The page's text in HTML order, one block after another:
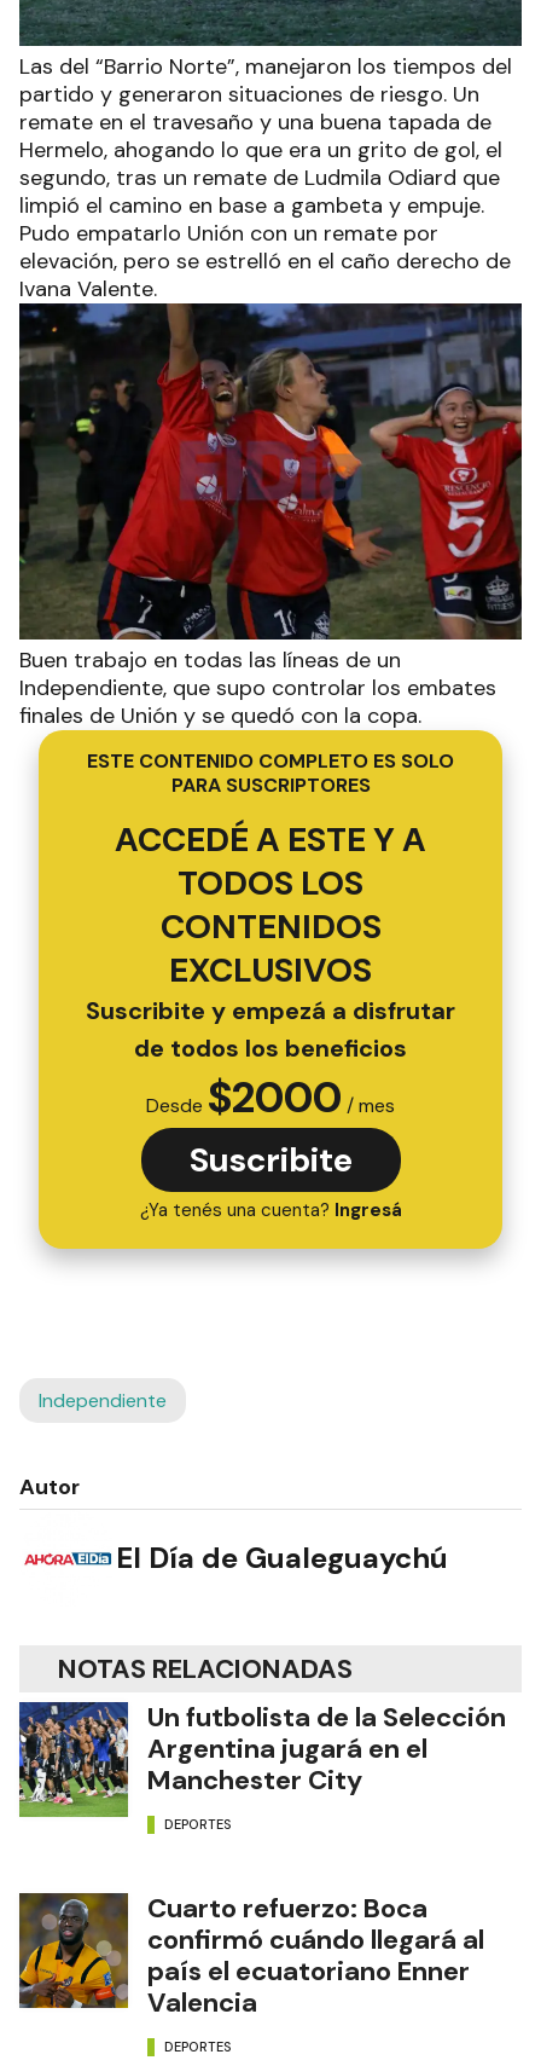
Las del “Barrio Norte”, manejaron los tiempos del
partido y generaron situaciones de riesgo. Un
remate en el travesaño y una buena tapada de
Hermelo, ahogando lo que era un grito de gol, el
segundo, tras un remate de Ludmila Odiard que
limpió el camino en base a gambeta y empuje.
Pudo empatarlo Unión con un remate por
elevación, pero se estrelló en el caño derecho de
Ivana Valente.
Buen trabajo en todas las líneas de un
Independiente, que supo controlar los embates
finales de Unión y se quedó con la copa.
ESTE CONTENIDO COMPLETO ES SOLO
PARA SUSCRIPTORES
ACCEDÉ A ESTE Y A
TODOS LOS
CONTENIDOS
EXCLUSIVOS
Suscribite y empezá a disfrutar
de todos los beneficios
Desde $2000 / mes
Suscribite
¿Ya tenés una cuenta? Ingresá
Independiente
Autor
El Día de Gualeguaychú
NOTAS RELACIONADAS
Un futbolista de la Selección
Argentina jugará en el
Manchester City
DEPORTES
Cuarto refuerzo: Boca
confirmó cuándo llegará al
país el ecuatoriano Enner
Valencia
DEPORTES